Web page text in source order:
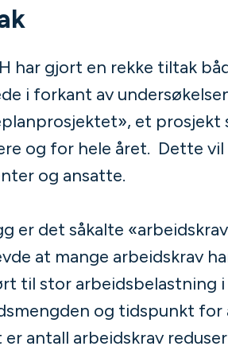
har gjort en rekke tiltak
i forkant av
et prosjekt
og for hele året. Dette
og ansatte.
er det såkalte
at mange arbeidskrav
til stor arbeidsbelastning
og tidspunkt for
er antall arbeidskrav